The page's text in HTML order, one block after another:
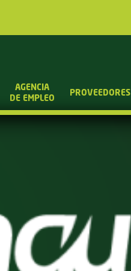
AGENCIA
DE EMPLEO
PROVEEDORES